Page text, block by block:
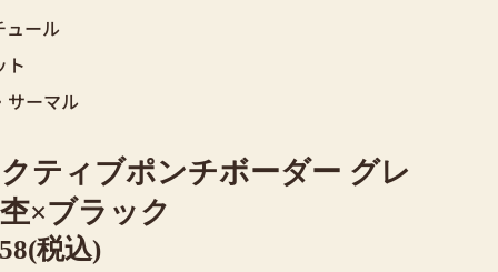
ュール
ト
サーマル
ティブポンチボーダー グレ
×ブラック
税込)